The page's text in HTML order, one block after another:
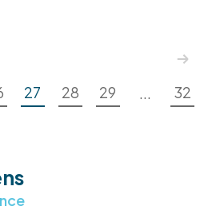
27 28 29 ... 32